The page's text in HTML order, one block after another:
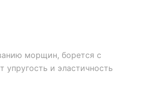
морщин, борется с
упругость и эластичность